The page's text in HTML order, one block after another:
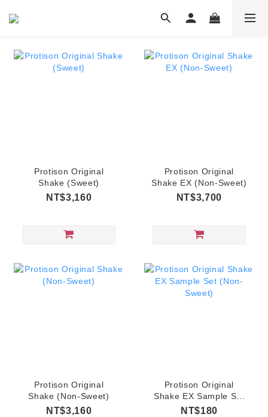
Protison Original
Shake (Sweet)
NT$3,160
Protison Original
Shake EX (Non-Sweet)
NT$3,700
Protison Original
Shake (Non-Sweet)
NT$3,160
Protison Original
Shake EX Sample Set
(Non-Sweet)
NT$180